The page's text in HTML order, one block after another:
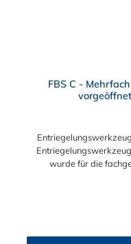
FBS C -
wurde für die
montieren. Wir